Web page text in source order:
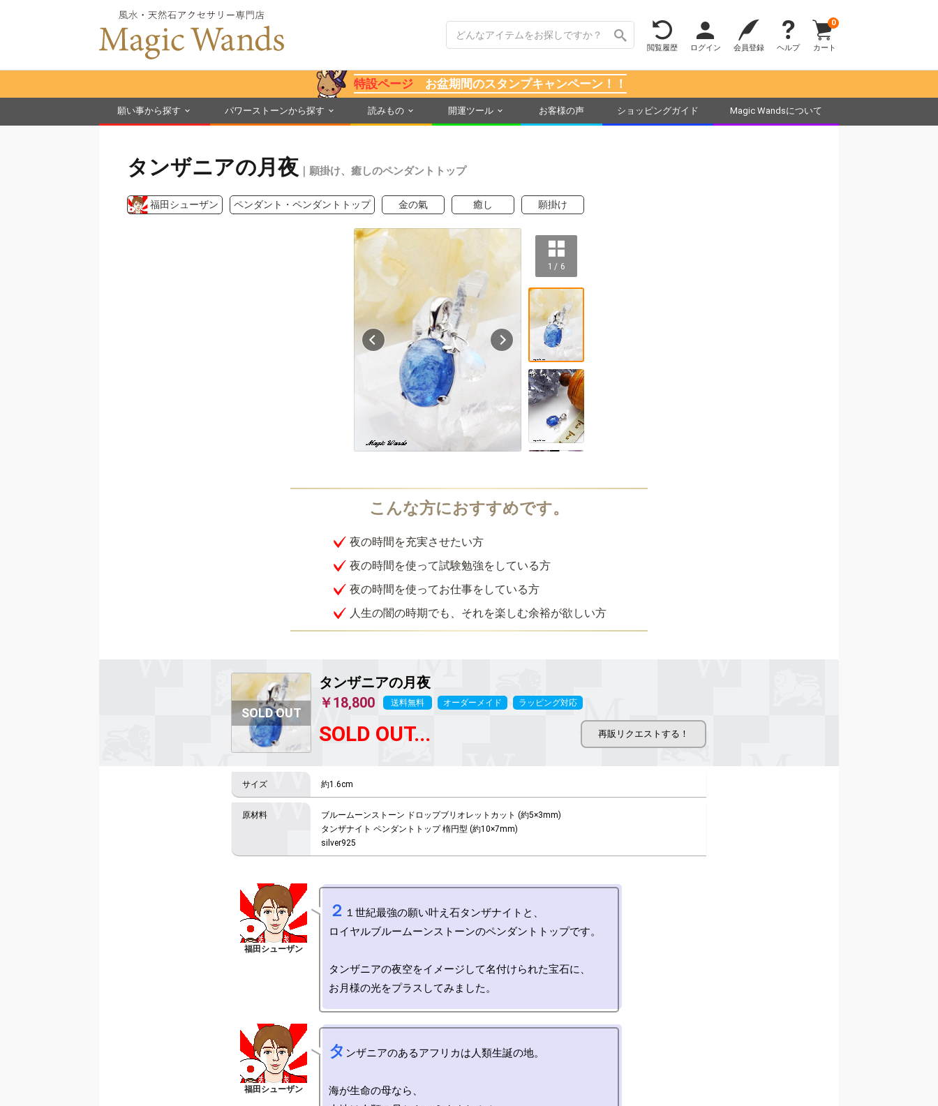
閲覧履歴 ログイン 会員登録 ヘルプ カート
0
特設ページ お盆期間のスタンプキャンペーン！！
願い事から探す パワーストーンから探す 読みもの 開運ツール お客様の声 ショッピングガイド Magic Wandsについて
タンザニアの月夜 ｜願掛け、癒しのペンダントトップ
福田シューザン ペンダント・ペンダントトップ 金の氣 癒し 願掛け
1 / 6
夜の時間を充実させたい方
夜の時間を使って試験勉強をしている方
夜の時間を使ってお仕事をしている方
人生の闇の時期でも、それを楽しむ余裕が欲しい方
タンザニアの月夜
￥18,800
送料無料 オーダーメイド ラッピング対応
SOLD OUT...
約1.6cm
ブルームーンストーン ドロップブリオレットカット (約5×3mm)
タンザナイト ペンダントトップ 楕円型 (約10×7mm)
silver925
２ １世紀最強の願い叶え石タンザナイトと、
ロイヤルブルームーンストーンのペンダントトップです。
タンザニアの夜空をイメージして名付けられた宝石に、
タ ンザニアのあるアフリカは人類生誕の地。
海が生命の母なら、